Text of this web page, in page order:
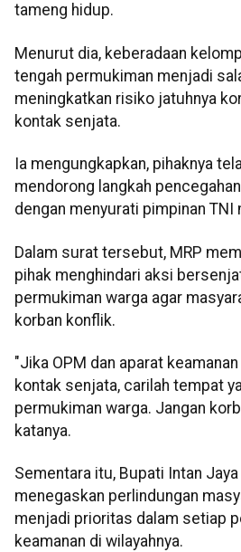
tameng hidup.
Menurut dia, keberadaan
tengah permukiman menjadi
meningkatkan risiko jatuhnya
kontak senjata.
Ia mengungkapkan, pihaknya
mendorong langkah
dengan menyurati pimpinan TNI
Dalam surat tersebut, MRP
pihak menghindari aksi
permukiman warga agar
korban konflik.
"Jika OPM dan aparat
kontak senjata, carilah tempat
permukiman warga. Jangan
katanya.
Sementara itu, Bupati Intan
menegaskan perlindungan
menjadi prioritas dalam setiap
keamanan di wilayahnya.